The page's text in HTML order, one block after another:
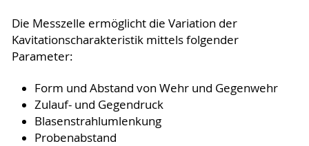
Die Messzelle ermöglicht die Variation der
Kavitationscharakteristik mittels folgender
Parameter:
Form und Abstand von Wehr und Gegenwehr
Zulauf- und Gegendruck
Blasenstrahlumlenkung
Probenabstand